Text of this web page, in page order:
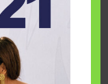
A-Wish